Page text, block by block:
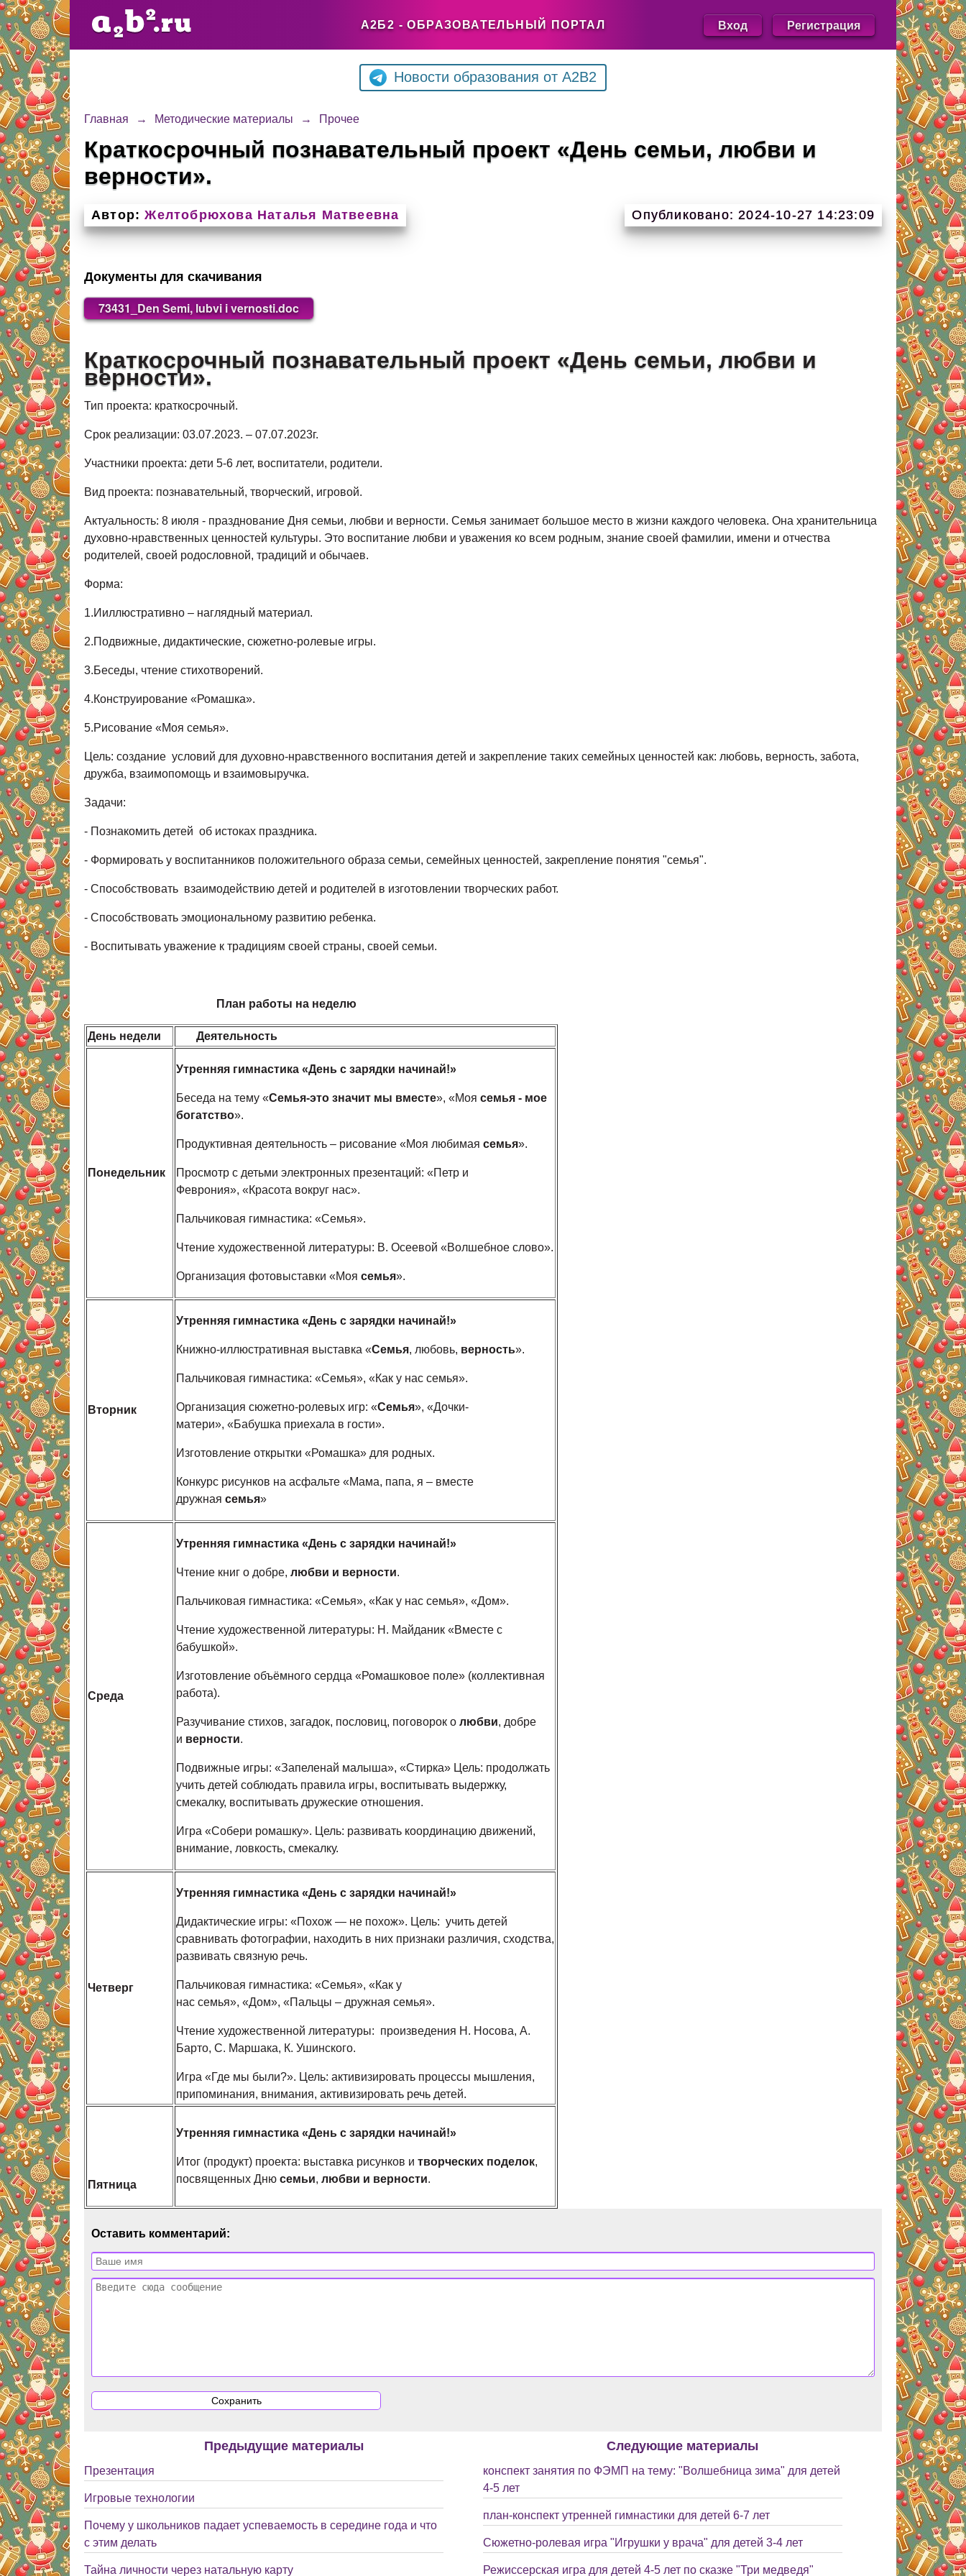
А2Б2 - ОБРАЗОВАТЕЛЬНЫЙ ПОРТАЛ Вход Регистрация
Новости образования от A2B2
Главная → Методические материалы → Прочее
Краткосрочный познавательный проект «День семьи, любви и
верности».
Автор: Желтобрюхова Наталья Матвеевна Опубликовано: 2024-10-27 14:23:09
Документы для скачивания
73431_Den Semi, lubvi i vernosti.doc
Краткосрочный познавательный проект «День семьи, любви и
верности».
Тип проекта: краткосрочный.
Срок реализации: 03.07.2023. – 07.07.2023г.
Участники проекта: дети 5-6 лет, воспитатели, родители.
Вид проекта: познавательный, творческий, игровой.
Актуальность: 8 июля - празднование Дня семьи, любви и верности. Семья занимает большое место в жизни каждого человека. Она хранительница
духовно-нравственных ценностей культуры. Это воспитание любви и уважения ко всем родным, знание своей фамилии, имени и отчества
родителей, своей родословной, традиций и обычаев.
Форма:
1.Ииллюстративно – наглядный материал.
2.Подвижные, дидактические, сюжетно-ролевые игры.
3.Беседы, чтение стихотворений.
4.Конструирование «Ромашка».
5.Рисование «Моя семья».
Цель: создание условий для духовно-нравственного воспитания детей и закрепление таких семейных ценностей как: любовь, верность, забота,
дружба, взаимопомощь и взаимовыручка.
Задачи:
- Познакомить детей об истоках праздника.
- Формировать у воспитанников положительного образа семьи, семейных ценностей, закрепление понятия "семья".
- Способствовать взаимодействию детей и родителей в изготовлении творческих работ.
- Способствовать эмоциональному развитию ребенка.
- Воспитывать уважение к традициям своей страны, своей семьи.
План работы на неделю
День недели Деятельность
Понедельник
Утренняя гимнастика «День с зарядки начинай!»
Беседа на тему «Семья-это значит мы вместе», «Моя семья - мое
богатство».
Продуктивная деятельность – рисование «Моя любимая семья».
Просмотр с детьми электронных презентаций: «Петр и
Феврония», «Красота вокруг нас».
Пальчиковая гимнастика: «Семья».
Чтение художественной литературы: В. Осеевой «Волшебное слово».
Организация фотовыставки «Моя семья».
Вторник
Утренняя гимнастика «День с зарядки начинай!»
Книжно-иллюстративная выставка «Семья, любовь, верность».
Пальчиковая гимнастика: «Семья», «Как у нас семья».
Организация сюжетно-ролевых игр: «Семья», «Дочки-
матери», «Бабушка приехала в гости».
Изготовление открытки «Ромашка» для родных.
Конкурс рисунков на асфальте «Мама, папа, я – вместе
дружная семья»
Среда
Утренняя гимнастика «День с зарядки начинай!»
Чтение книг о добре, любви и верности.
Пальчиковая гимнастика: «Семья», «Как у нас семья», «Дом».
Чтение художественной литературы: Н. Майданик «Вместе с
бабушкой».
Изготовление объёмного сердца «Ромашковое поле» (коллективная
работа).
Разучивание стихов, загадок, пословиц, поговорок о любви, добре
и верности.
Подвижные игры: «Запеленай малыша», «Стирка» Цель: продолжать
учить детей соблюдать правила игры, воспитывать выдержку,
смекалку, воспитывать дружеские отношения.
Игра «Собери ромашку». Цель: развивать координацию движений,
внимание, ловкость, смекалку.
Четверг
Утренняя гимнастика «День с зарядки начинай!»
Дидактические игры: «Похож — не похож». Цель: учить детей
сравнивать фотографии, находить в них признаки различия, сходства,
развивать связную речь.
Пальчиковая гимнастика: «Семья», «Как у
нас семья», «Дом», «Пальцы – дружная семья».
Чтение художественной литературы: произведения Н. Носова, А.
Барто, С. Маршака, К. Ушинского.
Игра «Где мы были?». Цель: активизировать процессы мышления,
припоминания, внимания, активизировать речь детей.
Пятница
Утренняя гимнастика «День с зарядки начинай!»
Итог (продукт) проекта: выставка рисунков и творческих поделок,
посвященных Дню семьи, любви и верности.
Оставить комментарий:
Предыдущие материалы
Презентация
Игровые технологии
Почему у школьников падает успеваемость в середине года и что
с этим делать
Тайна личности через натальную карту
Следующие материалы
конспект занятия по ФЭМП на тему: "Волшебница зима" для детей
4-5 лет
план-конспект утренней гимнастики для детей 6-7 лет
Сюжетно-ролевая игра "Игрушки у врача" для детей 3-4 лет
Режиссерская игра для детей 4-5 лет по сказке "Три медведя"